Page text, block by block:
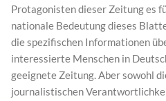
Protagonisten dieser Zeitung es
nationale Bedeutung dieses
die spezifischen Informationen
interessierte Menschen in
geeignete Zeitung. Aber sowohl
journalistischen